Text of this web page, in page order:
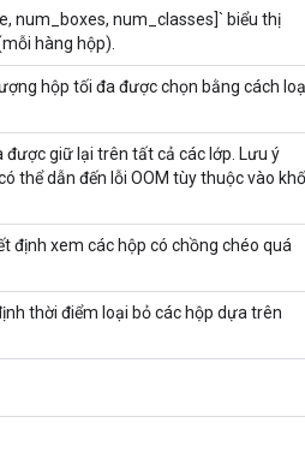
num_boxes, num_classes]` biểu thị
hàng hộp).
hộp tối đa được chọn bằng cách
giữ lại trên tất cả các lớp. Lưu ý
thể dẫn đến lỗi OOM tùy thuộc vào
định xem các hộp có chồng chéo quá
thời điểm loại bỏ các hộp dựa trên